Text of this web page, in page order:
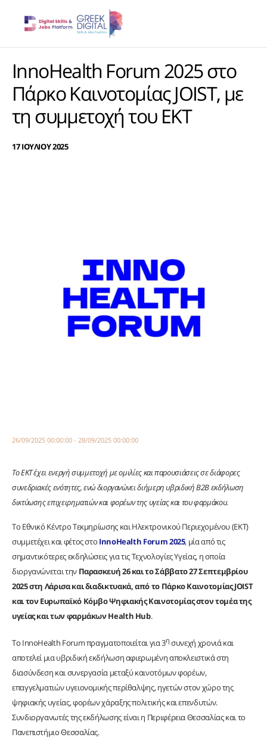
InnoHealth Forum 2025 στο
Πάρκο Καινοτομίας JOIST, με
τη συμμετοχή του ΕΚΤ
17 ΙΟΥΛΙΟΥ 2025
26/09/2025 00:00:00 - 28/09/2025 00:00:00
Το ΕΚΤ έχει ενεργή συμμετοχή με ομιλίες και παρουσιάσεις σε διάφορες
συνεδριακές ενότητες, ενώ διοργανώνει διήμερη υβριδική Β2Β εκδήλωση
δικτύωσης επιχειρηματιών και φορέων της υγείας και του φαρμάκου.
Το Εθνικό Κέντρο Τεκμηρίωσης και Ηλεκτρονικού Περιεχομένου (ΕΚΤ)
συμμετέχει και φέτος στο InnoHealth Forum 2025, μία από τις
σημαντικότερες εκδηλώσεις για τις Τεχνολογίες Υγείας, η οποία
διοργανώνεται την Παρασκευή 26 και το Σάββατο 27 Σεπτεμβρίου
2025 στη Λάρισα και διαδικτυακά, από το Πάρκο Καινοτομίας JOIST
και τον Ευρωπαϊκό Κόμβο Ψηφιακής Καινοτομίας στον τομέα της
υγείας και των φαρμάκων Health Hub.
Το InnoHealth Forum πραγματοποιείται για 3η συνεχή χρονιά και
αποτελεί μια υβριδική εκδήλωση αφιερωμένη αποκλειστικά στη
διασύνδεση και συνεργασία μεταξύ καινοτόμων φορέων,
επαγγελματιών υγειονομικής περίθαλψης, ηγετών στον χώρο της
ψηφιακής υγείας, φορέων χάραξης πολιτικής και επενδυτών.
Συνδιοργανωτές της εκδήλωσης είναι η Περιφέρεια Θεσσαλίας και το
Πανεπιστήμιο Θεσσαλίας.